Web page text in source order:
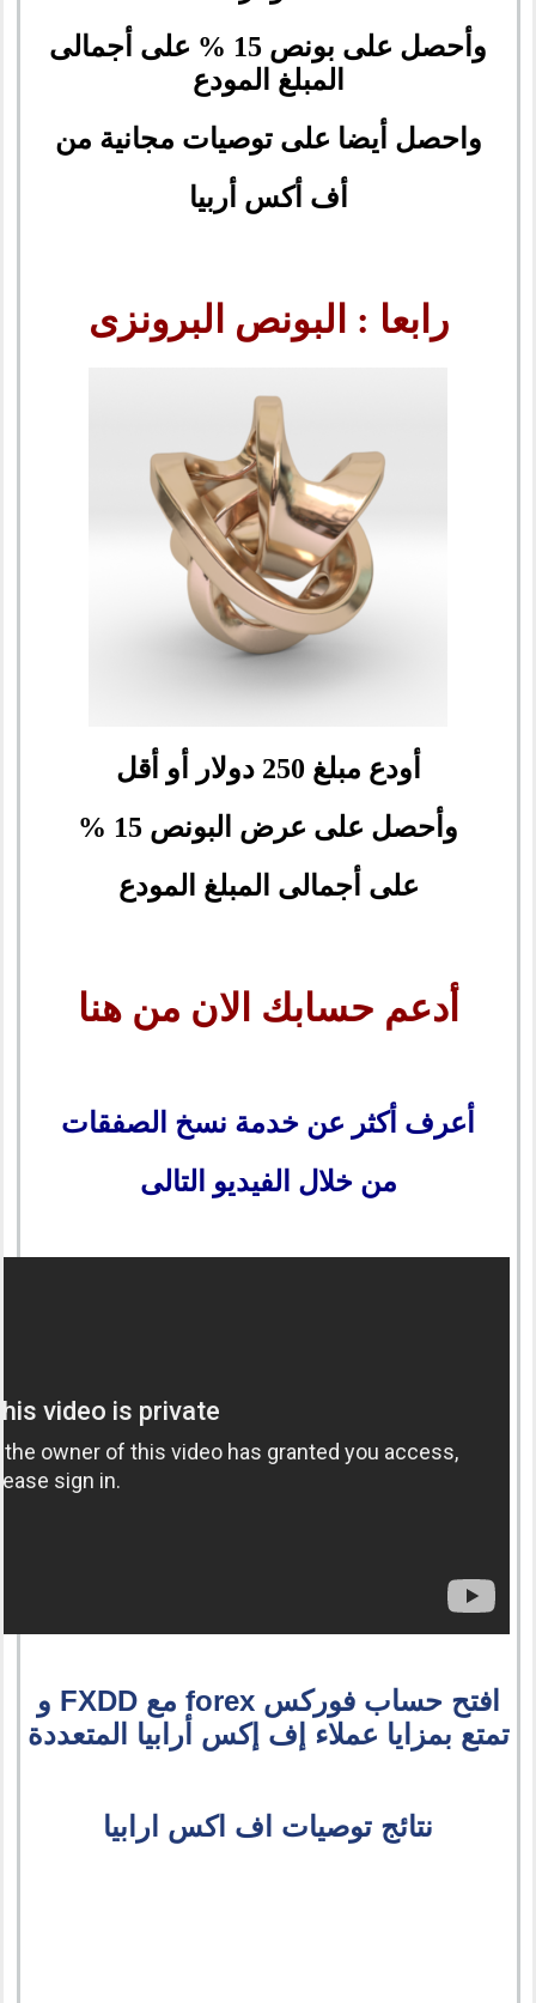
وأحصل على بونص 15 % على أجمالى
المبلغ المودع
واحصل أيضا على توصيات مجانية من
أف أكس أربيا
رابعا : البونص البرونزى
أودع مبلغ 250 دولار أو أقل
وأحصل على عرض البونص 15 %
على أجمالى المبلغ المودع
أدعم حسابك الان من هنا
أعرف أكثر عن خدمة نسخ الصفقات
من خلال الفيديو التالى
افتح حساب فوركس forex مع FXDD و
تمتع بمزايا عملاء إف إكس أرابيا المتعددة
نتائج توصيات اف اكس ارابيا